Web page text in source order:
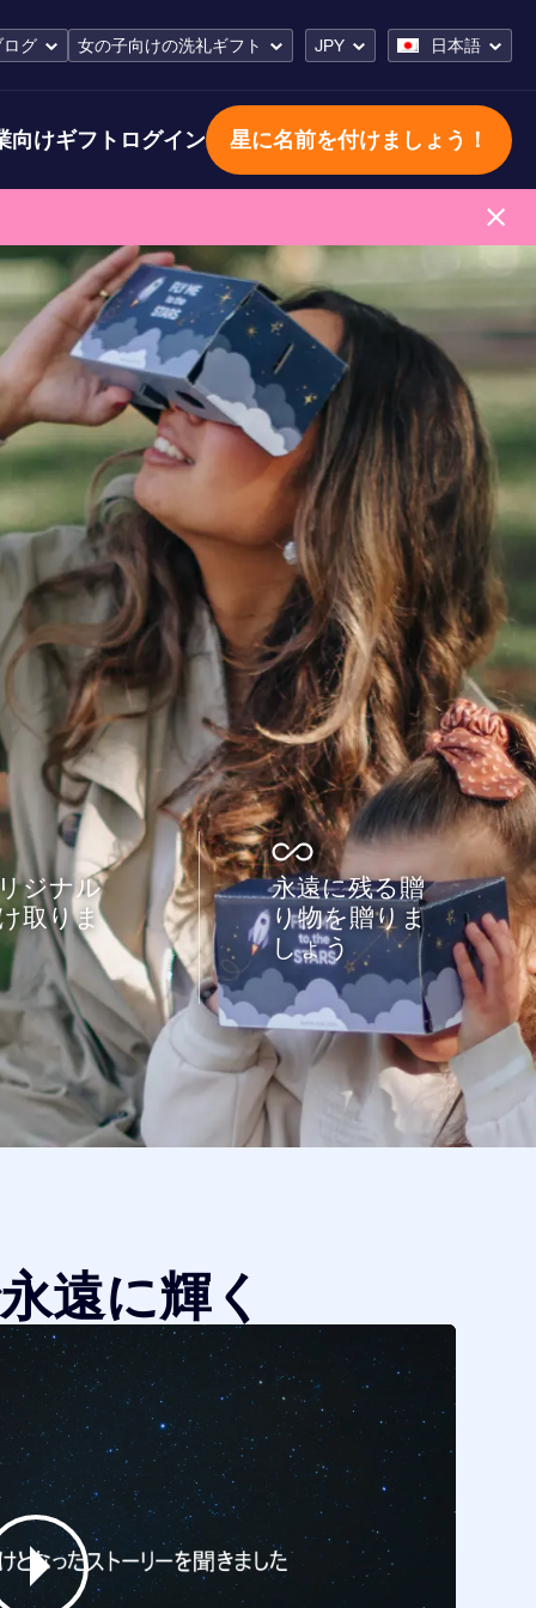
ログ 女の子向けの洗礼ギフト JPY 日本語
向けギフト ログイン 星に名前を付けましょう！
ジナル
取りま
永遠に残る贈
り物を贈りま
しょう
遠に輝く